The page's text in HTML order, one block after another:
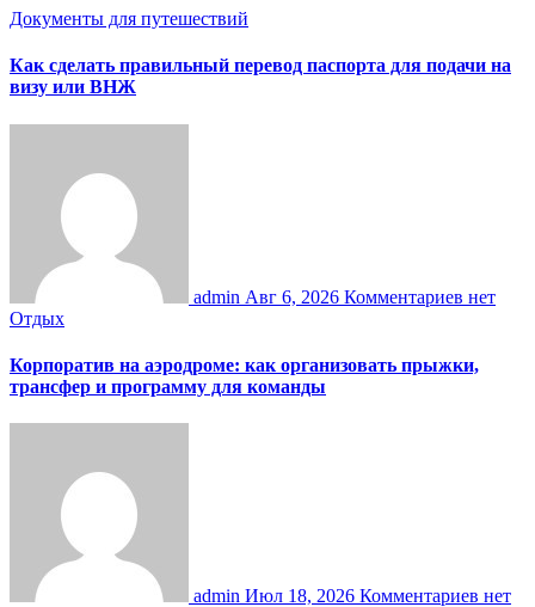
Документы для путешествий
Как сделать правильный перевод паспорта для подачи на
визу или ВНЖ
admin Авг 6, 2026 Комментариев нет
Отдых
Корпоратив на аэродроме: как организовать прыжки,
трансфер и программу для команды
admin Июл 18, 2026 Комментариев нет